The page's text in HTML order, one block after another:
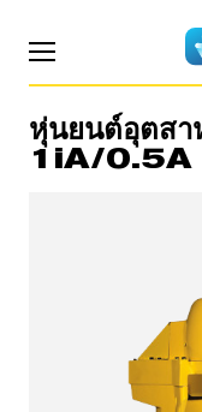
หุ่นยนต์อุตส
1iA/0.5A